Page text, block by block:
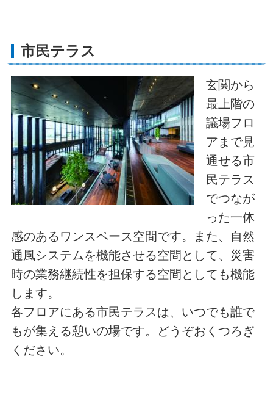
市民テラス
玄関から
最上階の
議場フロ
アまで見
通せる市
民テラス
でつなが
った一体
感のあるワンスペース空間です。また、自然
通風システムを機能させる空間として、災害
時の業務継続性を担保する空間としても機能
します。
各フロアにある市民テラスは、いつでも誰で
もが集える憩いの場です。どうぞおくつろぎ
ください。